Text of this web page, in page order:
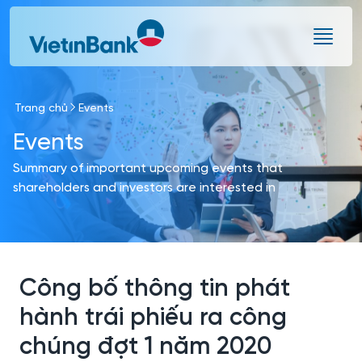
Skip to Main Content
Trang chủ Events
Events
Summary of important upcoming events that
shareholders and investors are interested in
Công bố thông tin phát
hành trái phiếu ra công
chúng đợt 1 năm 2020